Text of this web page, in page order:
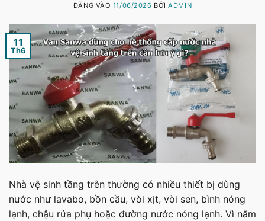
ĐĂNG VÀO 11/06/2026 BỞIADMIN
11
Th6
Nhà vệ sinh tầng trên thường có nhiều thiết bị dùng
nước như lavabo, bồn cầu, vòi xịt, vòi sen, bình nóng
lạnh, chậu rửa phụ hoặc đường nước nóng lạnh. Vì nằm